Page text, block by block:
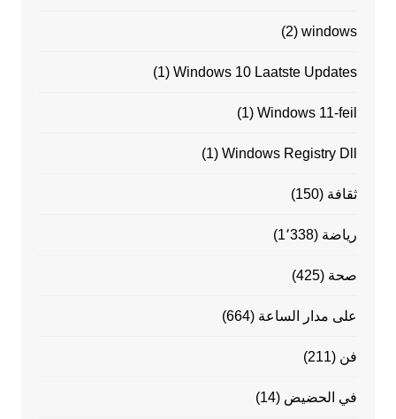
windows
(2)
Windows 10 Laatste Updates
(1)
Windows 11-feil
(1)
Windows Registry Dll
(1)
ثقافة (150)
رياضة (1٬338)
صحة (425)
على مدار الساعة (664)
فن (211)
في الحضيض (14)